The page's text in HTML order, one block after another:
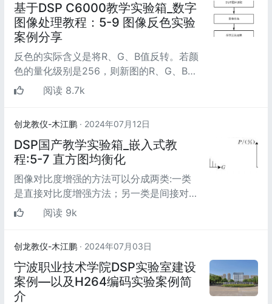
基于DSP C6000教学实验箱_数字
图像处理教程：5-9 图像反色实验
案例分享
反色的实际含义是将R、G、B值反转。若颜
色的量化级别是256，则新图的R、G、B值
为255减去原图的R、G、B值。这里针对的
阅读 8.7k
创龙教仪-木江鹏 · 2024年07月12日
DSP国产教学实验箱_嵌入式教
程:5-7 直方图均衡化
图像对比度增强的方法可以分成两类:一类
是直接对比度增强方法；另一类是间接对比
度增强方法。直方图拉伸和直方图均衡化是
阅读 9k
创龙教仪-木江鹏 · 2024年07月03日
宁波职业技术学院DSP实验室建设
案例—以及H264编码实验案例简
介